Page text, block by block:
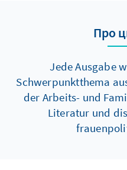
Про
Jede Ausgabe
Schwerpunktthema
der Arbeits- und
Literatur und